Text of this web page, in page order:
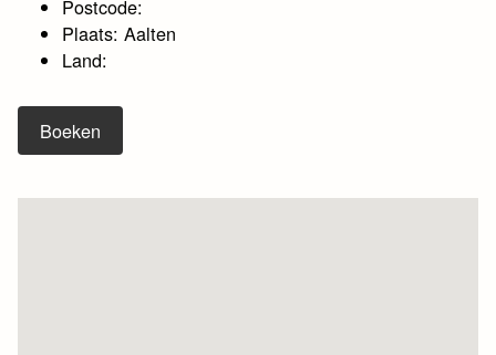
Postcode:
Plaats: Aalten
Land:
Boeken